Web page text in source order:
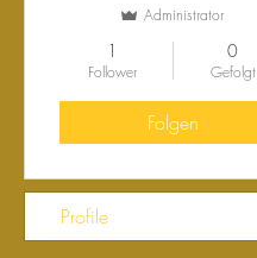
Administrator
1
Follower
0
Gefolgt
Folgen
Profile